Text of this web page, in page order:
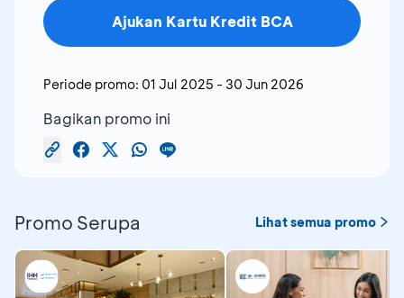
Ajukan Kartu Kredit BCA
Periode promo: 01 Jul 2025 - 30 Jun 2026
Bagikan promo ini
Promo Serupa Lihat semua promo